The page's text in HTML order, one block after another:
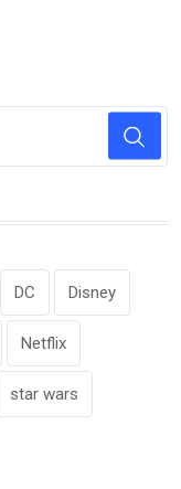
DC Disney
Netflix
star wars